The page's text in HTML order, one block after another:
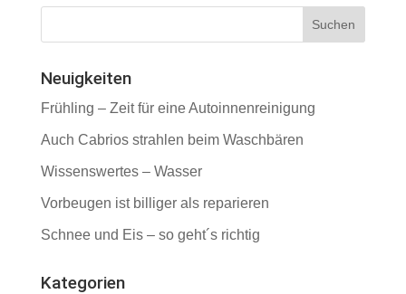
Neuigkeiten
Frühling – Zeit für eine Autoinnenreinigung
Auch Cabrios strahlen beim Waschbären
Wissenswertes – Wasser
Vorbeugen ist billiger als reparieren
Schnee und Eis – so geht´s richtig
Kategorien